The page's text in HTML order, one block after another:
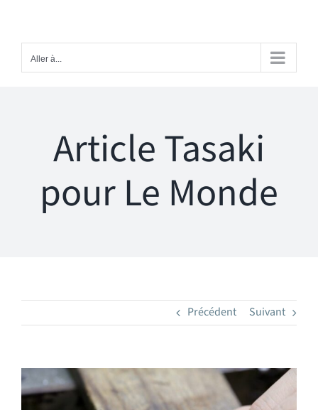
Aller à...
Article Tasaki
pour Le Monde
Précédent Suivant
Voir
l'image